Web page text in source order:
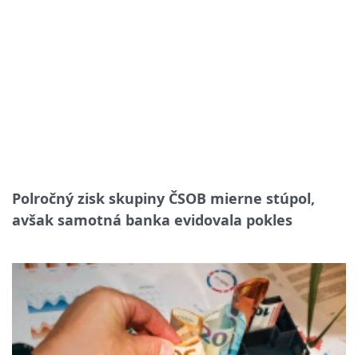
Polročný zisk skupiny ČSOB mierne stúpol,
avšak samotná banka evidovala pokles